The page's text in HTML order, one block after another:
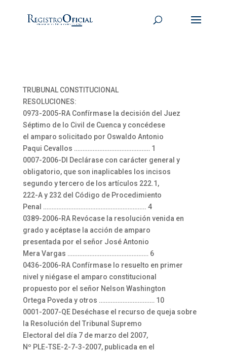
TRUBUNAL CONSTITUCIONAL
RESOLUCIONES:
0973-2005-RA Confírmase la decisión del Juez
Séptimo de lo Civil de Cuenca y concédese
el amparo solicitado por Oswaldo Antonio
Paqui Cevallos ……………………………………… 1
0007-2006-DI Declárase con carácter general y
obligatorio, que son inaplicables los incisos
segundo y tercero de los artículos 222.1,
222-A y 232 del Código de Procedimiento
Penal ……………………………………………………. 4
0389-2006-RA Revócase la resolución venida en
grado y acéptase la acción de amparo
presentada por el señor José Antonio
Mera Vargas ………………………………………… 6
0436-2006-RA Confírmase lo resuelto en primer
nivel y niégase el amparo constitucional
propuesto por el señor Nelson Washington
Ortega Poveda y otros …………………………… 10
0001-2007-QE Deséchase el recurso de queja sobre
la Resolución del Tribunal Supremo
Electoral del día 7 de marzo del 2007,
Nº PLE-TSE-2-7-3-2007, publicada en el